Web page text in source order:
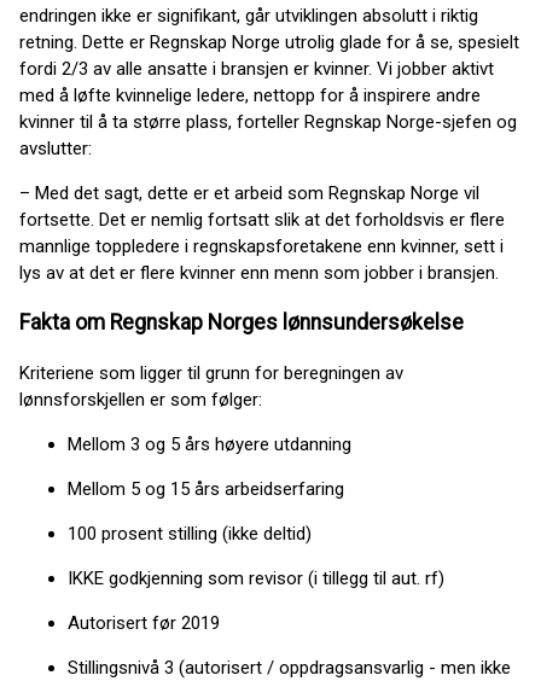
endringen ikke er signifikant, går utviklingen absolutt i riktig
retning. Dette er Regnskap Norge utrolig glade for å se, spesielt
fordi 2/3 av alle ansatte i bransjen er kvinner. Vi jobber aktivt
med å løfte kvinnelige ledere, nettopp for å inspirere andre
kvinner til å ta større plass, forteller Regnskap Norge-sjefen og
avslutter:
– Med det sagt, dette er et arbeid som Regnskap Norge vil
fortsette. Det er nemlig fortsatt slik at det forholdsvis er flere
mannlige toppledere i regnskapsforetakene enn kvinner, sett i
lys av at det er flere kvinner enn menn som jobber i bransjen.
Fakta om Regnskap Norges lønnsundersøkelse
Kriteriene som ligger til grunn for beregningen av
lønnsforskjellen er som følger:
Mellom 3 og 5 års høyere utdanning
Mellom 5 og 15 års arbeidserfaring
100 prosent stilling (ikke deltid)
IKKE godkjenning som revisor (i tillegg til aut. rf)
Autorisert før 2019
Stillingsnivå 3 (autorisert / oppdragsansvarlig - men ikke